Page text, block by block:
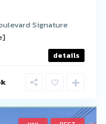
Signature
details